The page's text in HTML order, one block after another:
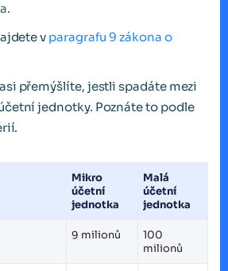
v paragrafu 9 zákona o
přemýšlíte, jestli spadáte mezi
jednotky. Poznáte to podle
Mikro
účetní
jednotka
Malá
účetní
jednotka
9 milionů
100
milionů